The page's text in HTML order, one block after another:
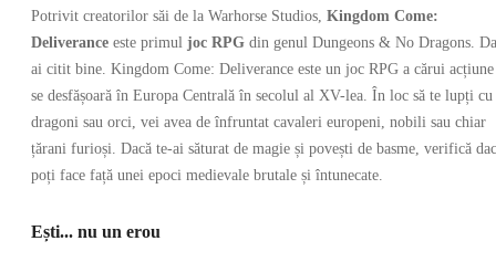
Cheie
•
EUROPA
209.65 RON
-79 %
Potrivit creatorilor săi de la Warhorse Studios, Kingdom Come:
Deliverance este primul joc RPG din genul Dungeons & No Dragons.
ai citit bine. Kingdom Come: Deliverance este un joc RPG a cărui acțiune
se desfășoară în Europa Centrală în secolul al XV-lea. În loc să te lupți cu
dragoni sau orci, vei avea de înfruntat cavaleri europeni, nobili sau chiar
țărani furioși. Dacă te-ai săturat de magie și povești de basme, verifică
poți face față unei epoci medievale brutale și întunecate.
Ești... nu un erou